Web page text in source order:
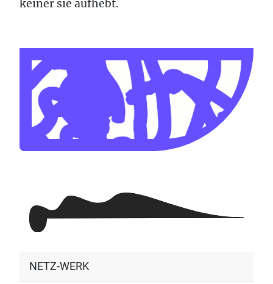
keiner sie aufhebt.
NETZ-WERK